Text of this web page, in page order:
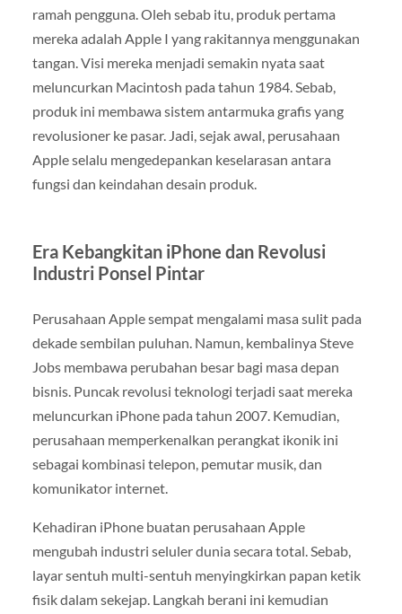
ramah pengguna. Oleh sebab itu, produk pertama
mereka adalah Apple I yang rakitannya menggunakan
tangan. Visi mereka menjadi semakin nyata saat
meluncurkan Macintosh pada tahun 1984. Sebab,
produk ini membawa sistem antarmuka grafis yang
revolusioner ke pasar. Jadi, sejak awal, perusahaan
Apple selalu mengedepankan keselarasan antara
fungsi dan keindahan desain produk.
Era Kebangkitan iPhone dan Revolusi
Industri Ponsel Pintar
Perusahaan Apple sempat mengalami masa sulit pada
dekade sembilan puluhan. Namun, kembalinya Steve
Jobs membawa perubahan besar bagi masa depan
bisnis. Puncak revolusi teknologi terjadi saat mereka
meluncurkan iPhone pada tahun 2007. Kemudian,
perusahaan memperkenalkan perangkat ikonik ini
sebagai kombinasi telepon, pemutar musik, dan
komunikator internet.
Kehadiran iPhone buatan perusahaan Apple
mengubah industri seluler dunia secara total. Sebab,
layar sentuh multi-sentuh menyingkirkan papan ketik
fisik dalam sekejap. Langkah berani ini kemudian